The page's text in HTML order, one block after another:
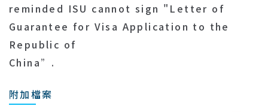
reminded ISU cannot sign "Letter of
Guarantee for Visa Application to the
Republic of
China”.
附加檔案